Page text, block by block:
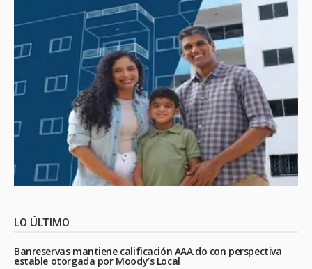
LO ÚLTIMO
Banreservas mantiene calificación AAA.do con perspectiva
estable otorgada por Moody’s Local